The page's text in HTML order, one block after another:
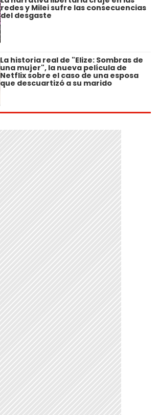
redes y Milei sufre las consecuencias
del desgaste
La historia real de "Elize: Sombras de
una mujer", la nueva película de
Netflix sobre el caso de una esposa
que descuartizó a su marido